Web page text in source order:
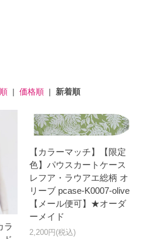
| 価格順| 新着順
ラ
【カラーマッチ】【限定
色】パウスカートケース
レフア・ラウアエ総柄 オ
リーブ pcase-K0007-olive
【メール便可】★オーダ
ーメイド
2,200円(税込)